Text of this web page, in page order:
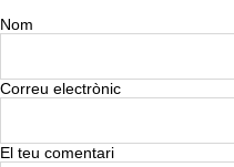
Nom
Correu electrònic
El teu comentari